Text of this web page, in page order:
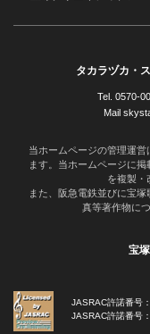
タカラヅカ・
Tel. 0570-
Mail
当ホームページの管理運
ます。当ホームページに
を複製・
また、阪急電鉄並びに宝
真等著作物に
宝
JASRAC許諾番号
JASRAC許諾番号